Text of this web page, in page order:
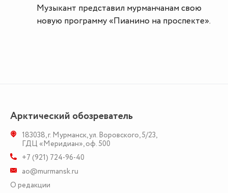
Музыкант представил мурманчанам свою
новую программу «Пианино на проспекте».
Арктический обозреватель
183038,г. Мурманск,ул. Воровского, 5/23,
ГДЦ «Меридиан», оф. 500
+7 (921) 724-96-40
ao@murmansk.ru
О редакции